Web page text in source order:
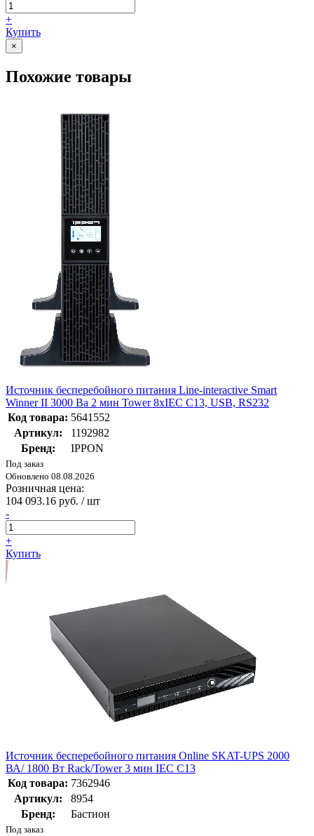
+
Купить
×
Похожие товары
Источник бесперебойного питания Line-interactive Smart
Winner II 3000 Ва 2 мин Tower 8хIEC C13, USB, RS232
Код товара: 5641552
Артикул:
1192982
Бренд:
IPPON
Под заказ
Обновлено 08.08.2026
Розничная цена:
104 093.16 руб. / шт
-
+
Купить
Источник бесперебойного питания Online SKAT-UPS 2000
ВА/ 1800 Вт Rack/Tower 3 мин IEC C13
Код товара: 7362946
Артикул:
8954
Бренд:
Бастион
Под заказ